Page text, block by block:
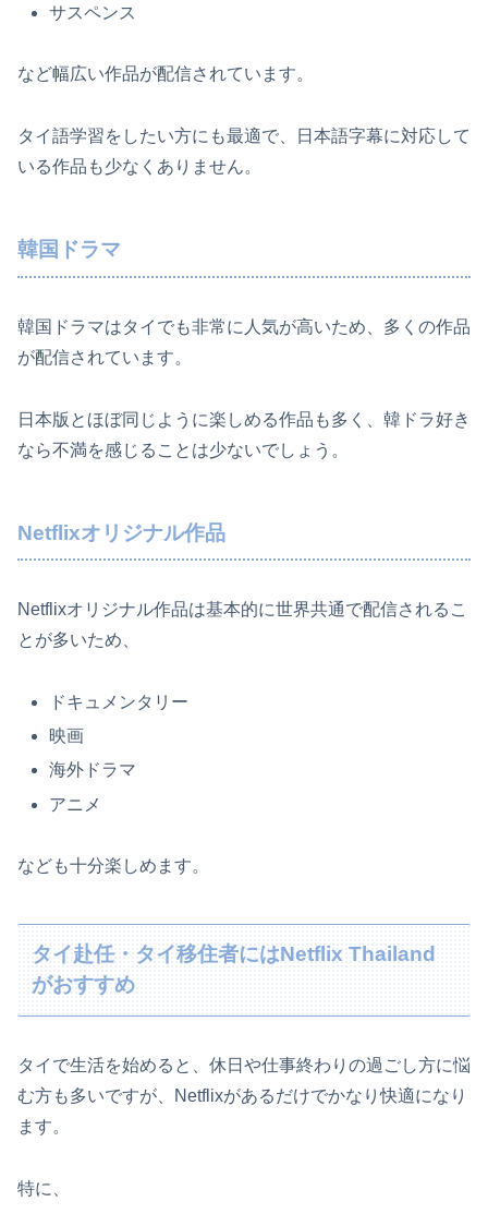
サスペンス
など幅広い作品が配信されています。
タイ語学習をしたい方にも最適で、日本語字幕に対応して
いる作品も少なくありません。
韓国ドラマ
韓国ドラマはタイでも非常に人気が高いため、多くの作品
が配信されています。
日本版とほぼ同じように楽しめる作品も多く、韓ドラ好き
なら不満を感じることは少ないでしょう。
Netflixオリジナル作品
Netflixオリジナル作品は基本的に世界共通で配信されるこ
とが多いため、
ドキュメンタリー
映画
海外ドラマ
アニメ
なども十分楽しめます。
タイ赴任・タイ移住者にはNetflix Thailand
がおすすめ
タイで生活を始めると、休日や仕事終わりの過ごし方に悩
む方も多いですが、Netflixがあるだけでかなり快適になり
ます。
特に、